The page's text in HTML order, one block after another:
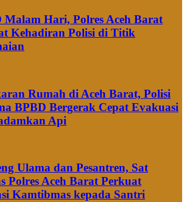
Malam Hari, Polres Aceh Barat
Kehadiran Polisi di Titik
Rumah di Aceh Barat, Polisi
BPBD Bergerak Cepat Evakuasi
Api
Ulama dan Pesantren, Sat
Polres Aceh Barat Perkuat
Kamtibmas kepada Santri